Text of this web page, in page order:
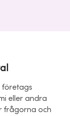
företags
eller andra
frågorna och